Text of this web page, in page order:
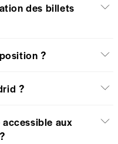
des billets
?
?
aux